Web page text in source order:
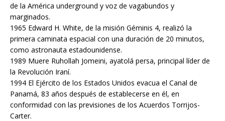
de la América underground y voz de vagabundos y
marginados.
1965 Edward H. White, de la misión Géminis 4, realizó la
primera caminata espacial con una duración de 20 minutos,
como astronauta estadounidense.
1989 Muere Ruhollah Jomeini, ayatolá persa, principal líder de
la Revolución Iraní.
1994 El Ejército de los Estados Unidos evacua el Canal de
Panamá, 83 años después de establecerse en él, en
conformidad con las previsiones de los Acuerdos Torrijos-
Carter.